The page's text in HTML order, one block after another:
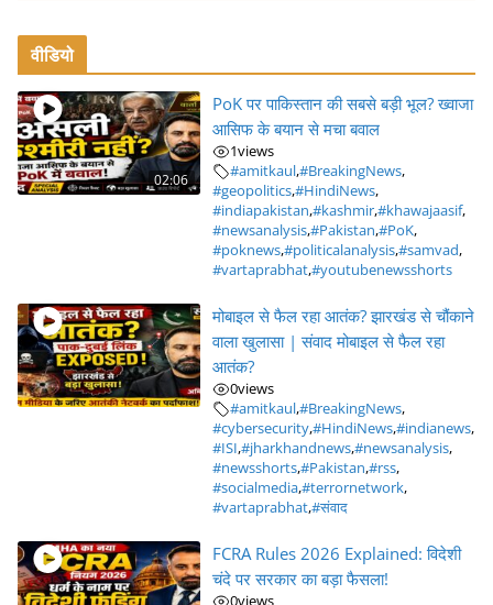
वीडियो
02:06
PoK पर पाकिस्तान की सबसे बड़ी भूल? ख्वाजा
आसिफ के बयान से मचा बवाल
1views
#amitkaul,#BreakingNews,
#geopolitics,#HindiNews,
#indiapakistan,#kashmir,#khawajaasif,
#newsanalysis,#Pakistan,#PoK,
#poknews,#politicalanalysis,#samvad,
#vartaprabhat,#youtubenewsshorts
मोबाइल से फैल रहा आतंक? झारखंड से चौंकाने
वाला खुलासा | संवाद मोबाइल से फैल रहा
आतंक?
0views
#amitkaul,#BreakingNews,
#cybersecurity,#HindiNews,#indianews,
#ISI,#jharkhandnews,#newsanalysis,
#newsshorts,#Pakistan,#rss,
#socialmedia,#terrornetwork,
#vartaprabhat,#संवाद
FCRA Rules 2026 Explained: विदेशी
चंदे पर सरकार का बड़ा फैसला!